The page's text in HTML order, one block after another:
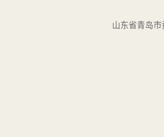
山东省青岛